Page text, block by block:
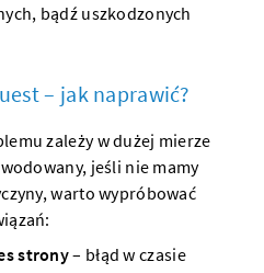
bądź uszkodzonych
– jak naprawić?
zależy w dużej mierze
jeśli nie mamy
warto wypróbować
strony– błąd w czasie